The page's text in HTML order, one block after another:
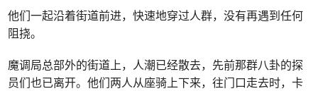
他们一起沿着街道前进，快速地穿过人群，没有再遇到任何
阻挠。
魔调局总部外的街道上，人潮已经散去，先前那群八卦的探
员们也已离开。他们两人从座骑上下来，往门口走去时，卡